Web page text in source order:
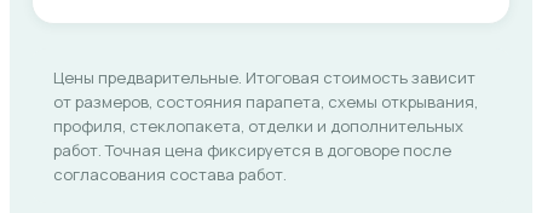
Цены предварительные. Итоговая стоимость зависит
от размеров, состояния парапета, схемы открывания,
профиля, стеклопакета, отделки и дополнительных
работ. Точная цена фиксируется в договоре после
согласования состава работ.